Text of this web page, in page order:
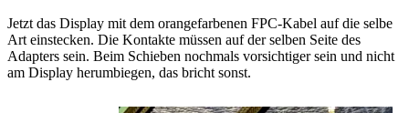
Jetzt das Display mit dem orangefarbenen FPC-Kabel auf die selbe
Art einstecken. Die Kontakte müssen auf der selben Seite des
Adapters sein. Beim Schieben nochmals vorsichtiger sein und nicht
am Display herumbiegen, das bricht sonst.